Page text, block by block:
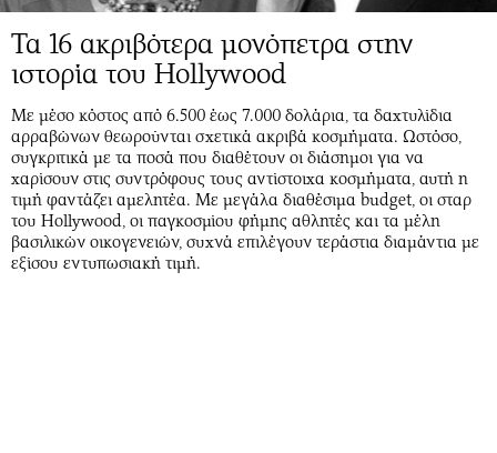
Τα 16 ακριβότερα μονόπετρα στην
ιστορία του Hollywood
Με μέσο κόστος από 6.500 έως 7.000 δολάρια, τα δαχτυλίδια
αρραβώνων θεωρούνται σχετικά ακριβά κοσμήματα. Ωστόσο,
συγκριτικά με τα ποσά που διαθέτουν οι διάσημοι για να
χαρίσουν στις συντρόφους τους αντίστοιχα κοσμήματα, αυτή η
τιμή φαντάζει αμελητέα. Με μεγάλα διαθέσιμα budget, οι σταρ
του Hollywood, οι παγκοσμίου φήμης αθλητές και τα μέλη
βασιλικών οικογενειών, συχνά επιλέγουν τεράστια διαμάντια με
εξίσου εντυπωσιακή τιμή.